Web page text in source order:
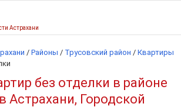
Астрахани
/ Районы / Трусовский район / Квартиры
без отделки в районе
Астрахани, Городской